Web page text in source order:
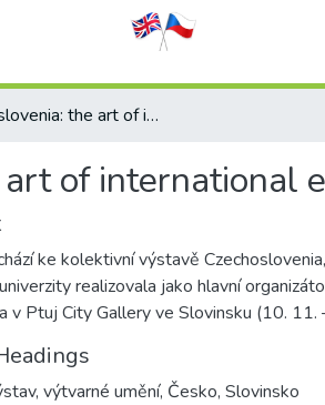
Czechoslovenia: the art of international exchange
of international
ke kolektivní výstavě
realizovala jako hlavní
v Ptuj City Gallery ve Slovinsku (10.
, výtvarné umění, Česko, Slovinsko